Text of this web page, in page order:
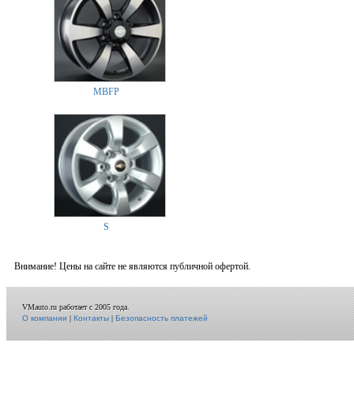
MBFP
S
Внимание! Цены на сайте не являются публичной офертой.
VMauto.ru работает с 2005 года.
О компании|Контакты|Безопасность платежей